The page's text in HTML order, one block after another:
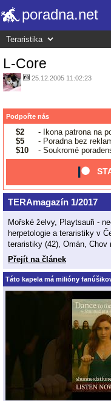
poradna.net
L-Core
25.12.2005 11:02:23
Podpořte nás
$2
- Ikona patrona na
$5
- Poradna bez
$10
- Soukromé
TERAmagazín 1/2017
Mořské želvy, Playtsauři -
herpetologie a teraristiky v
teraristiky (42), Omán, Chov
Přejít na článek
Táto kapela má milióny